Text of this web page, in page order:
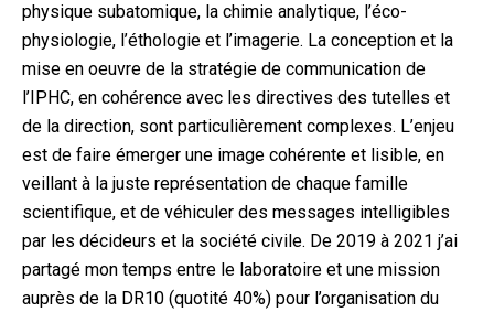
physique subatomique, la chimie analytique, l’éco-
physiologie, l’éthologie et l’imagerie. La conception et la
mise en oeuvre de la stratégie de communication de
l’IPHC, en cohérence avec les directives des tutelles et
de la direction, sont particulièrement complexes. L’enjeu
est de faire émerger une image cohérente et lisible, en
veillant à la juste représentation de chaque famille
scientifique, et de véhiculer des messages intelligibles
par les décideurs et la société civile. De 2019 à 2021 j’ai
partagé mon temps entre le laboratoire et une mission
auprès de la DR10 (quotité 40%) pour l’organisation du